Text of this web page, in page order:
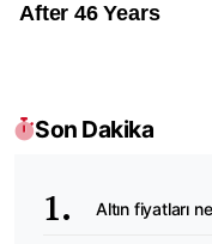
Son Dakika
Altın fiyatları